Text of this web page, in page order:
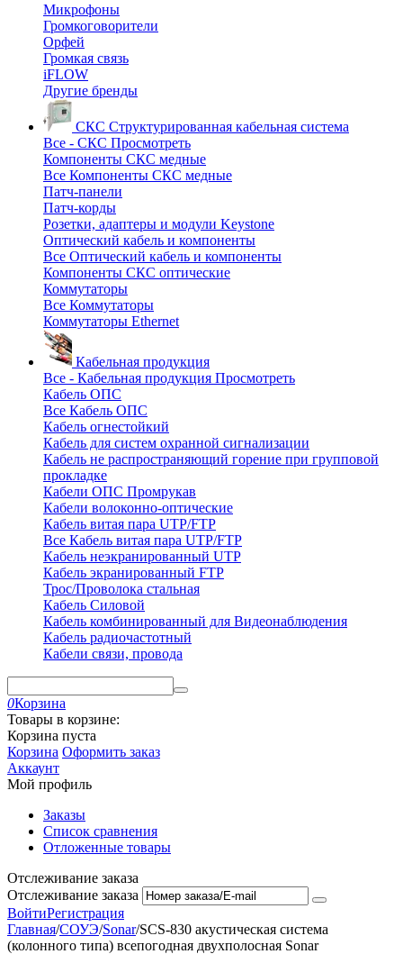
Микрофоны
Громкоговорители
Орфей
Громкая связь
iFLOW
Другие бренды
СКС Структурированная кабельная система
Все - СКС Просмотреть
Компоненты СКС медные
Все Компоненты СКС медные
Патч-панели
Патч-корды
Розетки, адаптеры и модули Keystone
Оптический кабель и компоненты
Все Оптический кабель и компоненты
Компоненты СКС оптические
Коммутаторы
Все Коммутаторы
Коммутаторы Ethernet
Кабельная продукция
Все - Кабельная продукция Просмотреть
Кабель ОПС
Все Кабель ОПС
Кабель огнестойкий
Кабель для систем охранной сигнализации
Кабель не распространяющий горение при групповой
прокладке
Кабели ОПС Промрукав
Кабели волоконно-оптические
Кабель витая пара UTP/FTP
Все Кабель витая пара UTP/FTP
Кабель неэкранированный UTP
Кабель экранированный FTP
Трос/Проволока стальная
Кабель Силовой
Кабель комбинированный для Видеонаблюдения
Кабель радиочастотный
Кабели связи, провода
0Корзина
Товары в корзине:
Корзина пуста
Корзина Оформить заказ
Аккаунт
Мой профиль
Заказы
Список сравнения
Отложенные товары
Отслеживание заказа
Отслеживание заказа
ВойтиРегистрация
Главная/СОУЭ/Sonar/SCS-830 акустическая система
(колонного типа) всепогодная двухполосная Sonar